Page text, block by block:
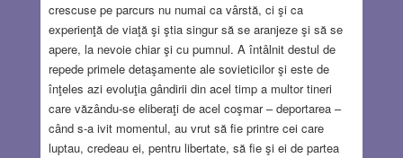
crescuse pe parcurs nu numai ca vârstă, ci şi ca
experienţă de viaţă şi ştia singur să se aranjeze şi să se
apere, la nevoie chiar şi cu pumnul. A întâlnit destul de
repede primele detaşamente ale sovieticilor şi este de
înţeles azi evoluţia gândirii din acel timp a multor tineri
care văzându-se eliberaţi de acel coşmar – deportarea –
când s-a ivit momentul, au vrut să fie printre cei care
luptau, credeau ei, pentru libertate, să fie şi ei de partea